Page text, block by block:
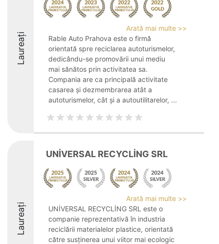
Laureați
Arată mai multe >>
Rable Auto Prahova este o firmă
orientată spre reciclarea autoturismelor,
dedicându-se promovării unui mediu
mai sănătos prin activitatea sa.
Compania are ca principală activitate
casarea și dezmembrarea atât a
autoturismelor, cât și a autoutilitarelor, ...
Laureați
UNİVERSAL RECYCLİNG SRL
Arată mai multe >>
UNİVERSAL RECYCLİNG SRL este o
companie reprezentativă în industria
reciclării materialelor plastice, orientată
către susținerea unui viitor mai ecologic